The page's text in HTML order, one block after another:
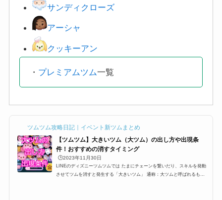
サンディクローズ
アーシャ
クッキーアン
・ プレミアムツム一覧
ツムツム攻略日記｜イベント新ツムまとめ
【ツムツム】大きいツム（大ツム）の出し方や出現条
件！おすすめの消すタイミング
🕒️2023年11月30日
LINEのディズニーツムツムでは たまにチェーンを繋いだり、スキルを発動
させてツムを消すと発生する「大きいツム」 通称：大ツムと呼ばれるもの